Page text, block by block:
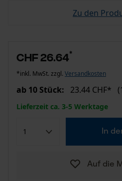
Zu den
CHF 26.64*
*inkl. MwSt. zzgl. Versandkosten
ab 10 Stück: 23.44 CHF*
Lieferzeit ca. 3-5 Werktage
In
Auf die